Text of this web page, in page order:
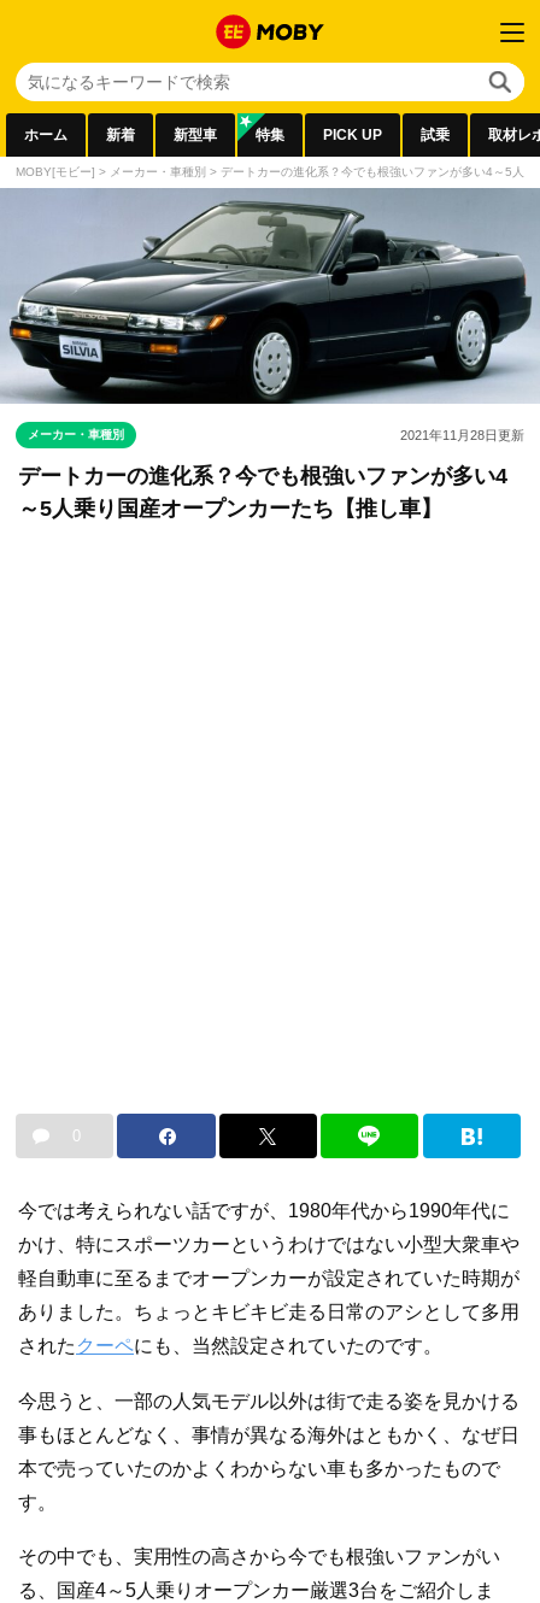
ホーム 新着 新型車 特集 PICK UP 試乗 取材レ
MOBY[モビー] > メーカー・車種別 > デートカーの進化系？今でも根強いファンが多い4～5人
メーカー・車種別 2021年11月28日更新
デートカーの進化系？今でも根強いファンが多い4
～5人乗り国産オープンカーたち【推し車】
0
今では考えられない話ですが、1980年代から1990年代に
かけ、特にスポーツカーというわけではない小型大衆車や
軽自動車に至るまでオープンカーが設定されていた時期が
ありました。ちょっとキビキビ走る日常のアシとして多用
された クーペにも、当然設定されていたのです。
今思うと、一部の人気モデル以外は街で走る姿を見かける
事もほとんどなく、事情が異なる海外はともかく、なぜ日
本で売っていたのかよくわからない車も多かったもので
す。
その中でも、実用性の高さから今でも根強いファンがい
る、国産4～5人乗りオープンカー厳選3台をご紹介しま